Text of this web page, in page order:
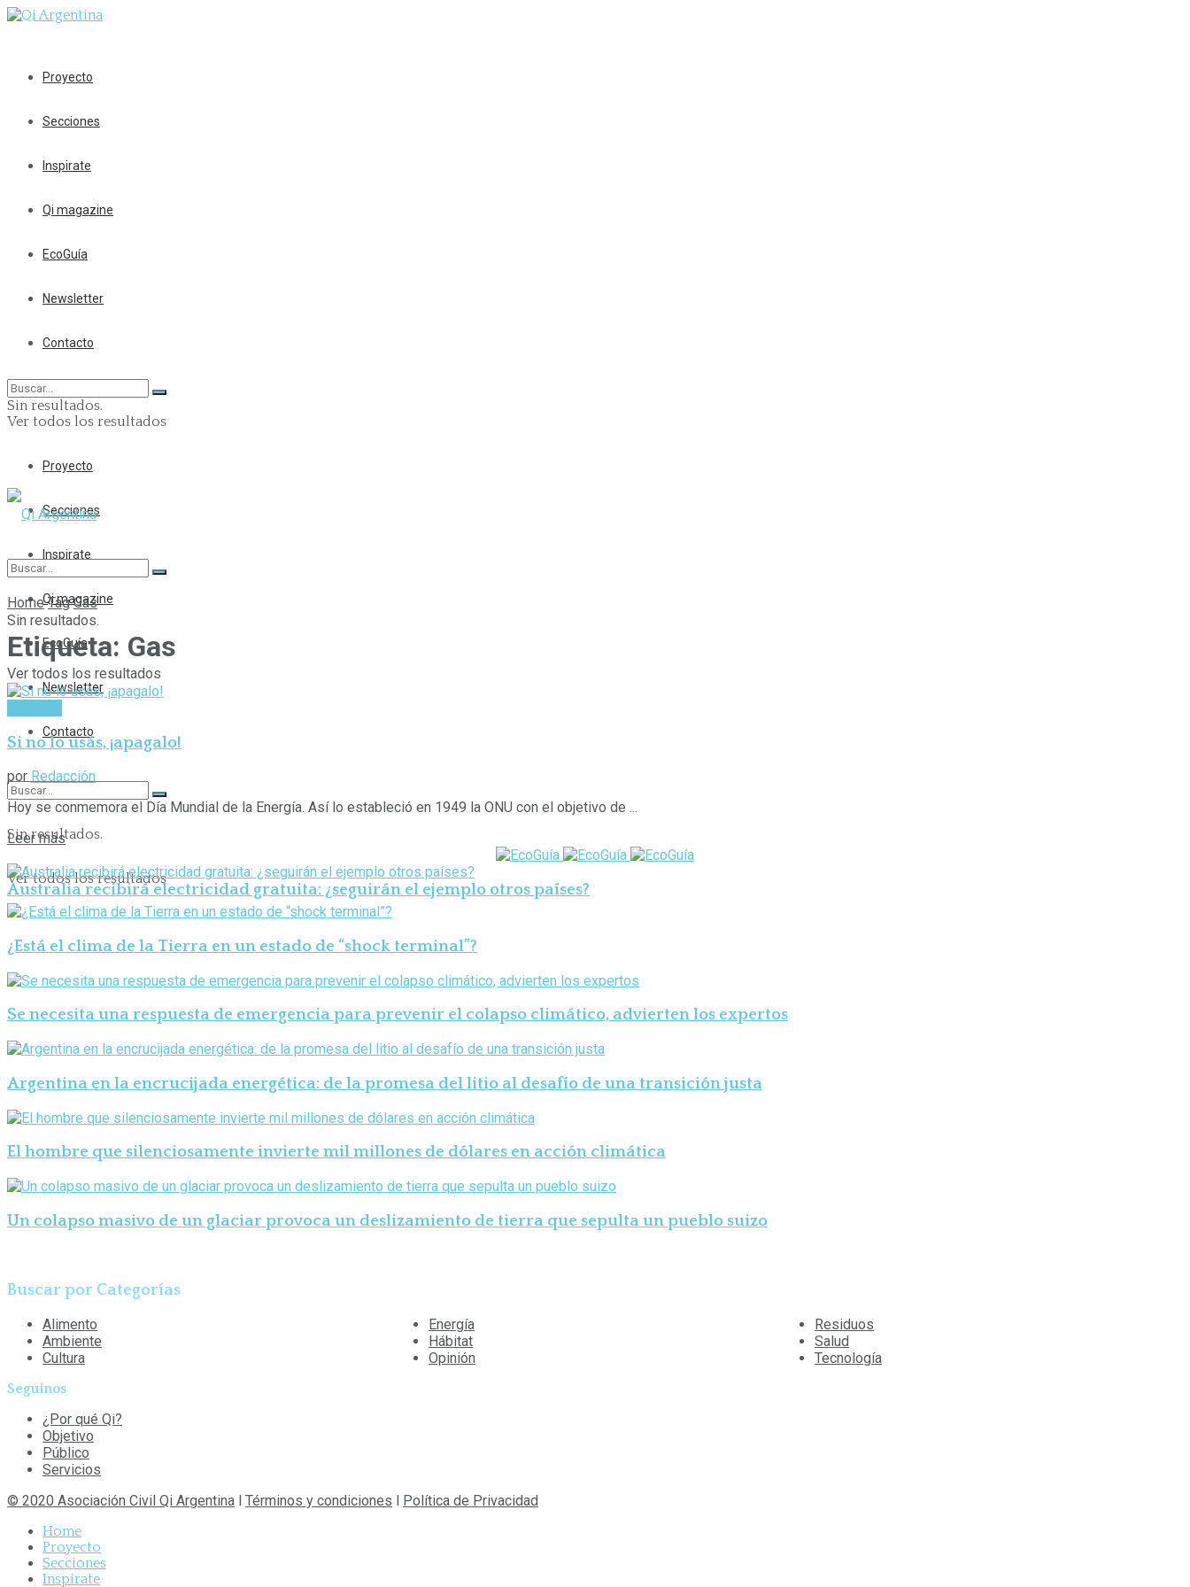
Proyecto
Secciones
Inspirate
Qi magazine
EcoGuía
Newsletter
Contacto
Sin resultados.
Ver todos los resultados
Proyecto
Secciones
Inspirate
Qi magazine
EcoGuía
Newsletter
Contacto
Sin resultados.
Ver todos los resultados
Sin resultados.
Ver todos los resultados
Home Tag Gas
Etiqueta: Gas
Si no lo usás, ¡apagalo!
por Redacción
Hoy se conmemora el Día Mundial de la Energía. Así lo estableció en 1949 la ONU con el objetivo de ...
Leer más
Australia recibirá electricidad gratuita: ¿seguirán el ejemplo otros países?
¿Está el clima de la Tierra en un estado de “shock terminal”?
Se necesita una respuesta de emergencia para prevenir el colapso climático, advierten los expertos
Argentina en la encrucijada energética: de la promesa del litio al desafío de una transición justa
El hombre que silenciosamente invierte mil millones de dólares en acción climática
Un colapso masivo de un glaciar provoca un deslizamiento de tierra que sepulta un pueblo suizo
Buscar por Categorías
Alimento
Ambiente
Cultura
Energía
Hábitat
Opinión
Residuos
Salud
Tecnología
Seguinos
¿Por qué Qi?
Objetivo
Público
Servicios
© 2020 Asociación Civil Qi Argentina l Términos y condiciones l Política de Privacidad
Home
Proyecto
Secciones
Inspirate